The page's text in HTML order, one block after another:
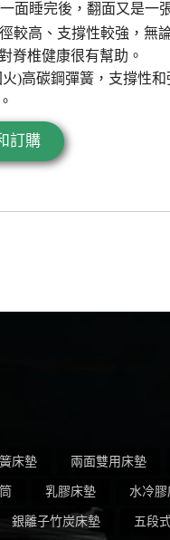
一面睡完後，翻面又是一
較高、支撐性較強，無
脊椎健康很有幫助。
)高碳鋼彈簧，支撐性
訂購
床墊 兩面雙用床墊
乳膠床墊 水冷膠
銀離子竹炭床墊 五段